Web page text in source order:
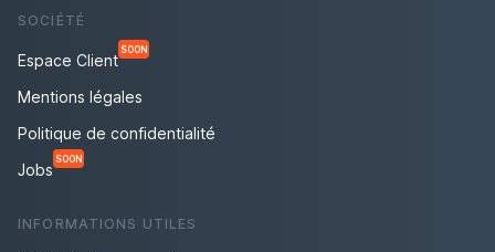
SOCIÉTÉ
Espace Client
SOON
Mentions légales
Politique de confidentialité
Jobs
SOON
INFORMATIONS UTILES